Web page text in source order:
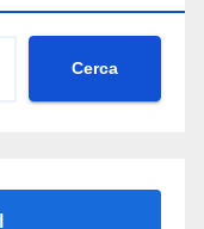
Cerca